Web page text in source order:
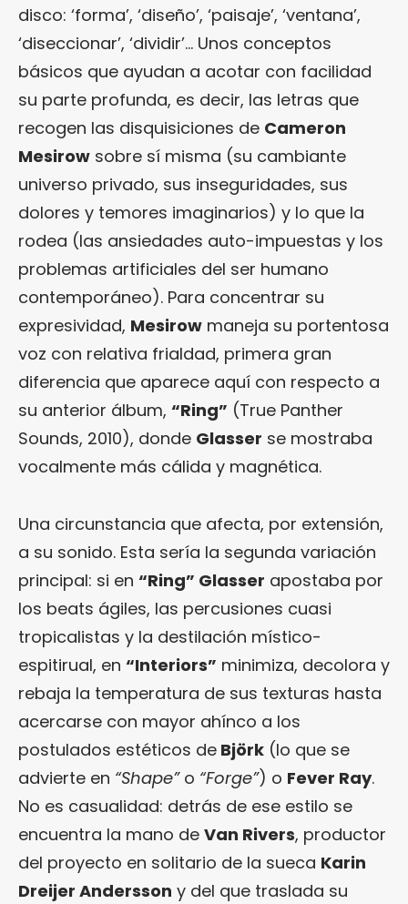
disco: ‘forma’, ‘diseño’, ‘paisaje’, ‘ventana’,
‘diseccionar’, ‘dividir’… Unos conceptos
básicos que ayudan a acotar con facilidad
su parte profunda, es decir, las letras que
recogen las disquisiciones de Cameron
Mesirow sobre sí misma (su cambiante
universo privado, sus inseguridades, sus
dolores y temores imaginarios) y lo que la
rodea (las ansiedades auto-impuestas y los
problemas artificiales del ser humano
contemporáneo). Para concentrar su
expresividad, Mesirow maneja su portentosa
voz con relativa frialdad, primera gran
diferencia que aparece aquí con respecto a
su anterior álbum, “Ring” (True Panther
Sounds, 2010), donde Glasser se mostraba
vocalmente más cálida y magnética.
Una circunstancia que afecta, por extensión,
a su sonido. Esta sería la segunda variación
principal: si en “Ring” Glasser apostaba por
los beats ágiles, las percusiones cuasi
tropicalistas y la destilación místico-
espitirual, en “Interiors” minimiza, decolora y
rebaja la temperatura de sus texturas hasta
acercarse con mayor ahínco a los
postulados estéticos de Björk (lo que se
advierte en “Shape”o “Forge”) o Fever Ray.
No es casualidad: detrás de ese estilo se
encuentra la mano de Van Rivers, productor
del proyecto en solitario de la sueca Karin
Dreijer Andersson y del que traslada su